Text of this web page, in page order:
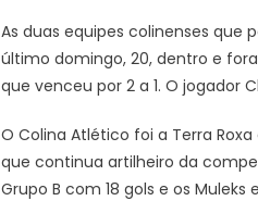
As duas equipes colinenses que
último domingo, 20, dentro e
que venceu por 2 a 1. O jogador
O Colina Atlético foi a Terra
que continua artilheiro da
Grupo B com 18 gols e os Muleks